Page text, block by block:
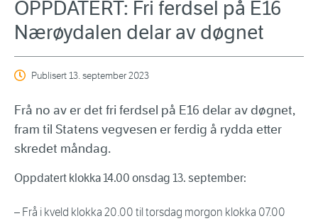
OPPDATERT: Fri ferdsel på E16
Nærøydalen delar av døgnet
Publisert13. september 2023
Frå no av er det fri ferdsel på E16 delar av døgnet,
fram til Statens vegvesen er ferdig å rydda etter
skredet måndag.
Oppdatert klokka 14.00 onsdag 13. september:
– Frå i kveld klokka 20.00 til torsdag morgon klokka 07.00